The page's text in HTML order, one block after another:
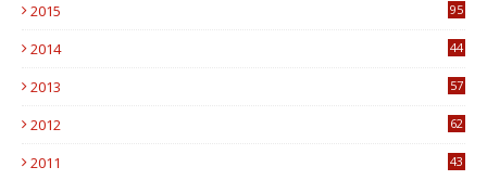
2015
95
2014
44
2013
57
2012
62
2011
43